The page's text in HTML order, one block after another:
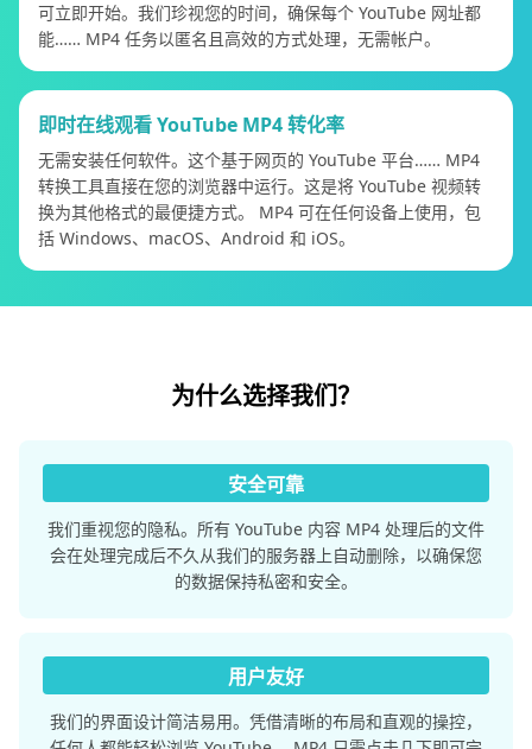
可立即开始。我们珍视您的时间，确保每个 YouTube 网址都
能…… MP4 任务以匿名且高效的方式处理，无需帐户。
即时在线观看 YouTube MP4 转化率
无需安装任何软件。这个基于网页的 YouTube 平台…… MP4
转换工具直接在您的浏览器中运行。这是将 YouTube 视频转
换为其他格式的最便捷方式。 MP4 可在任何设备上使用，包
括 Windows、macOS、Android 和 iOS。
为什么选择我们？
安全可靠
我们重视您的隐私。所有 YouTube 内容 MP4 处理后的文件
会在处理完成后不久从我们的服务器上自动删除，以确保您
的数据保持私密和安全。
用户友好
我们的界面设计简洁易用。凭借清晰的布局和直观的操控，